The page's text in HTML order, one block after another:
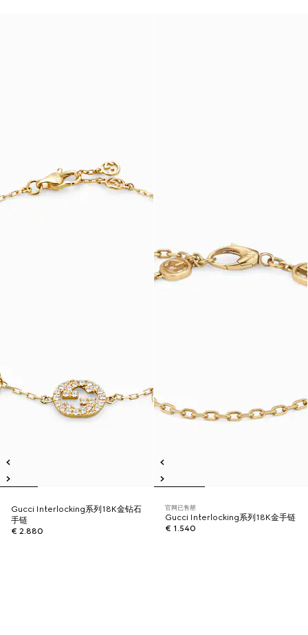
Gucci Interlocking系列18K金钻石
手链
€ 2.880
官网已售罄
Gucci Interlocking系列18K金手链
€ 1.540